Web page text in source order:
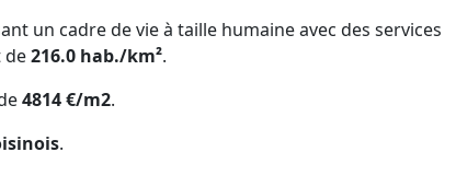
un cadre de vie à taille humaine avec des services
de216.0 hab./km².
4814 €/m2.
.